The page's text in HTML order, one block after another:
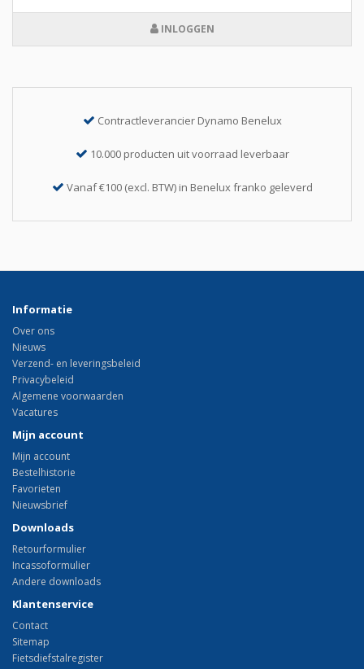
INLOGGEN
Contractleverancier Dynamo Benelux
10.000 producten uit voorraad leverbaar
Vanaf €100 (excl. BTW) in Benelux franko geleverd
Informatie
Over ons
Nieuws
Verzend- en leveringsbeleid
Privacybeleid
Algemene voorwaarden
Vacatures
Mijn account
Mijn account
Bestelhistorie
Favorieten
Nieuwsbrief
Downloads
Retourformulier
Incassoformulier
Andere downloads
Klantenservice
Contact
Sitemap
Fietsdiefstalregister